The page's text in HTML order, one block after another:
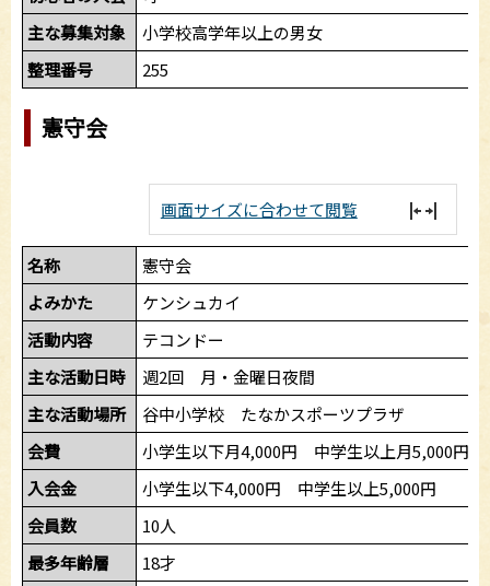
主な募集対象
小学校高学年以上の男女
整理番号
255
憲守会
画面サイズに合わせて閲覧
名称
憲守会
よみかた
ケンシュカイ
活動内容
テコンドー
主な活動日時
週2回 月・金曜日夜間
主な活動場所
谷中小学校 たなかスポーツプラザ
会費
小学生以下月4,000円 中学生以上月5,000円
入会金
小学生以下4,000円 中学生以上5,000円
会員数
10人
最多年齢層
18才